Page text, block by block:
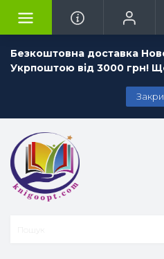
Безкоштовна доставка
Укрпоштою від 3000 грн!